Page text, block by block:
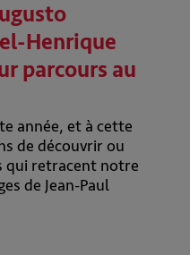
Henrique
parcours au
année, et à cette
de découvrir ou
qui retracent notre
de Jean-Paul